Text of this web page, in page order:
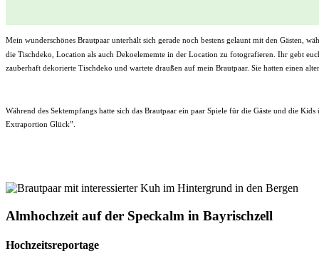
Mein wunderschönes Brautpaar unterhält sich gerade noch bestens gelaunt mit den Gästen,
die Tischdeko, Location als auch Dekoelememte in der Location zu fotografieren. Ihr gebt
zauberhaft dekorierte Tischdeko und wartete draußen auf mein Brautpaar. Sie hatten einen
Während des Sektempfangs hatte sich das Brautpaar ein paar Spiele für die Gäste und die
Extraportion Glück”.
Almhochzeit auf der Speckalm in Bayrischzell
Hochzeitsreportage